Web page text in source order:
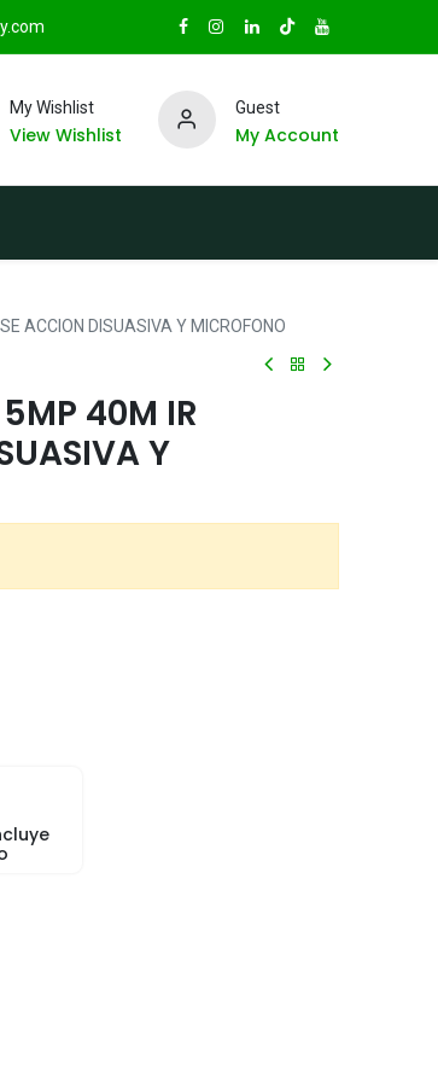
My Wishlist
View Wishlist
Guest
My Account
ACCION DISUASIVA Y MICROFONO
40M IR
Y